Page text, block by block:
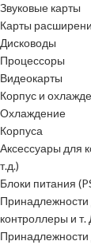
Звуковые карты
Карты
Дисководы
Процессоры
Видеокарты
Корпус и
Охлаждение
Корпуса
Аксессуары для
т.д.)
Блоки питания
Принадлежности
контроллеры и т.
Принадлежности